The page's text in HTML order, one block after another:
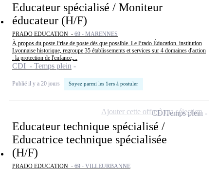
Educateur spécialisé / Moniteur
éducateur (H/F)
PRADO EDUCATION - 69 - MARENNES
À propos du poste Prise de poste dès que possible. Le Prado Éducation, institution
Lyonnaise historique, regroupe 35 établissements et services sur 4 domaines d'action
: la protection de l'enfance,...
CDI - Temps plein
Publié il y a 20 jours Soyez parmi les 1ers à postuler
Educateur technique spécialisé /
Educatrice technique spécialisée
(H/F)
PRADO EDUCATION - 69 - VILLEURBANNE
CDITemps plein
Ajouter cette offre à ma sélection